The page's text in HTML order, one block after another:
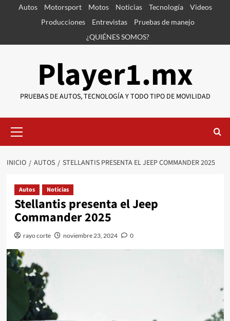
SaltarAutos Motorsport Motos Noticias Tecnología
Videos
Producciones
Entrevistas
Pruebas de manejo
¿QUIÉNES SOMOS?
Player1.mx
PRUEBAS DE AUTOS, TECNOLOGÍA Y TODO TIPO DE MOVILIDAD
primario
INICIO AUTOS STELLANTIS PRESENTA EL JEEP COMMANDER 2025
Autos Noticias
Stellantis presenta el Jeep
Commander 2025
rayo corte noviembre 23, 2024 0